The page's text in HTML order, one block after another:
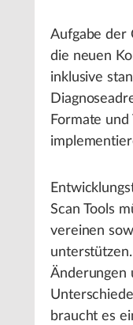
Aufgabe der
die neuen
inklusive
Formate und
Scan Tools
vereinen
Änderungen
braucht es